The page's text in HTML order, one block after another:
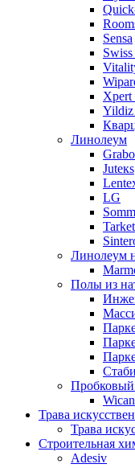
Sensa
Xpert
Yildiz
Линолеум
Grabo
Juteкs
LG
Линолеум
Полы из
Трава
Трава
Строительная
Adesiv